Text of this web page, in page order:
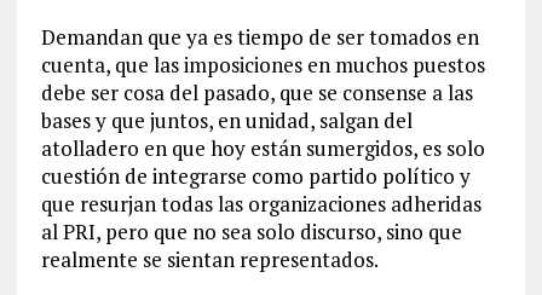
Demandan que ya es tiempo de ser tomados en
cuenta, que las imposiciones en muchos puestos
debe ser cosa del pasado, que se consense a las
bases y que juntos, en unidad, salgan del
atolladero en que hoy están sumergidos, es solo
cuestión de integrarse como partido político y
que resurjan todas las organizaciones adheridas
al PRI, pero que no sea solo discurso, sino que
realmente se sientan representados.